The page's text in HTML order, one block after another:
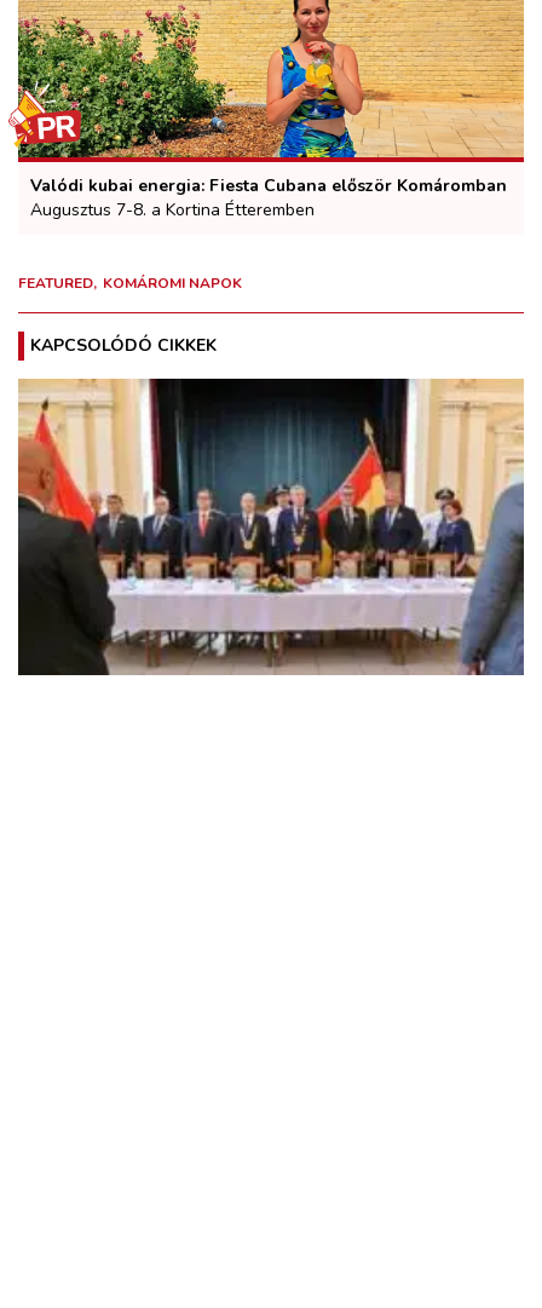
Valódi kubai energia: Fiesta Cubana először Komáromban
Augusztus 7-8. a Kortina Étteremben
FEATURED KOMÁROMI NAPOK
KAPCSOLÓDÓ CIKKEK